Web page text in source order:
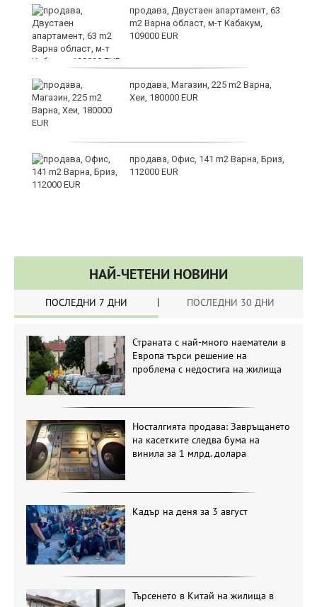
продава, Двустаен апартамент, 63
m2 Варна област, м-т Кабакум,
109000 EUR
продава, Магазин, 225 m2 Варна,
Хеи, 180000 EUR
продава, Офис, 141 m2 Варна, Бриз,
112000 EUR
НАЙ-ЧЕТЕНИ НОВИНИ
ПОСЛЕДНИ 7 ДНИ ПОСЛЕДНИ 30 ДНИ
Страната с най-много наематели в
Европа търси решение на
проблема с недостига на жилища
Носталгията продава: Завръщането
на касетките следва бума на
винила за 1 млрд. долара
Кадър на деня за 3 август
Търсенето в Китай на жилища в